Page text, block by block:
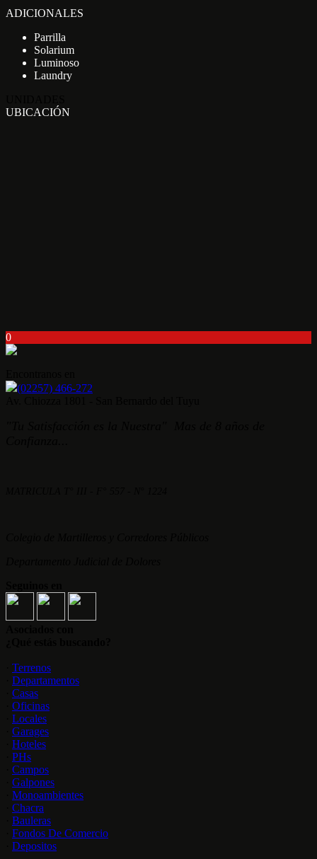
ADICIONALES
Parrilla
Solarium
Luminoso
Laundry
UBICACIÓN
0
(02257) 466-272
Terrenos
Departamentos
Casas
Oficinas
Locales
Garages
Hoteles
PHs
Campos
Galpones
Monoambientes
Chacra
Bauleras
Fondos De Comercio
Depositos